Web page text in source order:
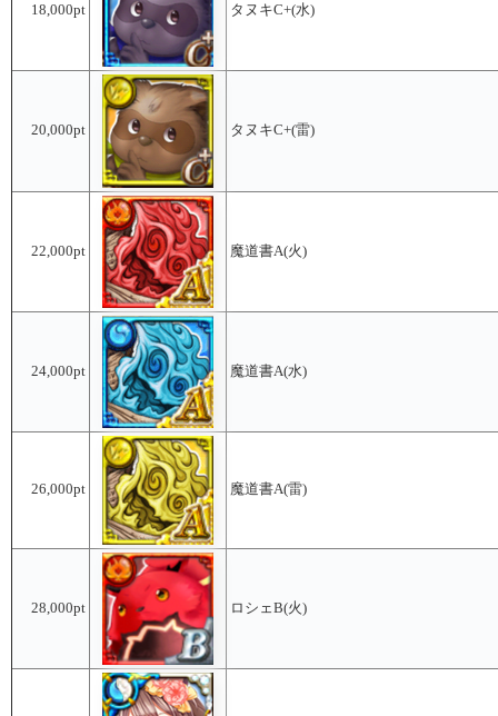
18,000pt タヌキC+(水)
20,000pt タヌキC+(雷)
22,000pt 魔道書A(火)
24,000pt 魔道書A(水)
26,000pt 魔道書A(雷)
28,000pt ロシェB(火)